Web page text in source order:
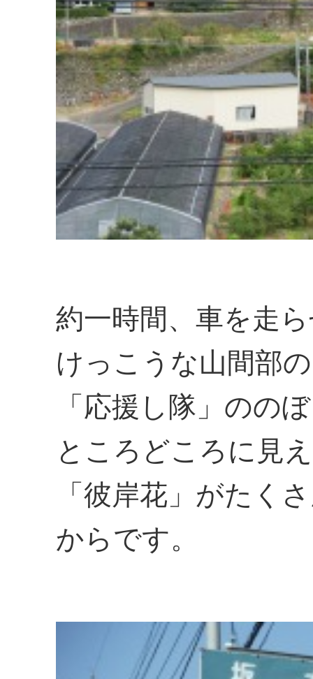
約一時間、車を走
けっこうな山間部
「応援し隊」のの
ところどころに見
「彼岸花」がたく
からです。